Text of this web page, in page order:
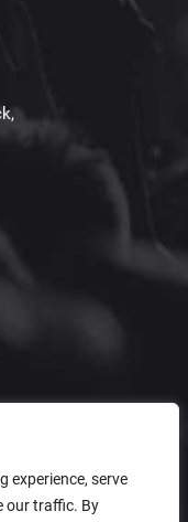
experience, serve
our traffic. By